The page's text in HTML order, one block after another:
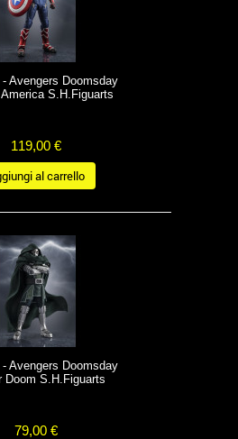
- Avengers Doomsday
S.H.Figuarts
119,00 €
al carrello
- Avengers Doomsday
Doom S.H.Figuarts
79,00 €